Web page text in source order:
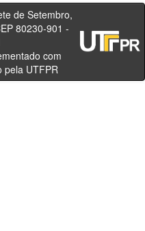
80230-901 -
- Brasil
com
pela UTFPR